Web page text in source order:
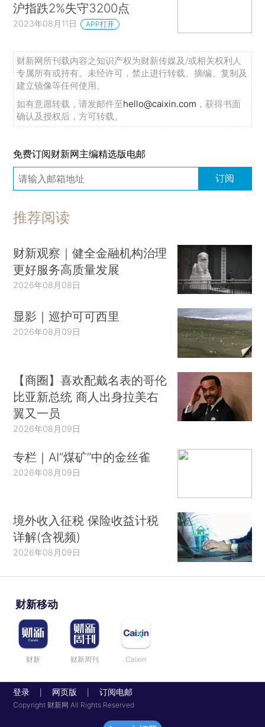
沪指跌2%失守3200点
2023年08月11日 APP打开
财新网所刊载内容之知识产权为财新传媒及/或相关权利人
专属所有或持有。未经许可，禁止进行转载、摘编、复制及
建立镜像等任何使用。
如有意愿转载，请发邮件至hello@caixin.com ，获得书面
确认及授权后，方可转载。
免费订阅财新网主编精选版电邮
订阅
推荐阅读
财新观察｜健全金融机构治理
更好服务高质量发展
2026年08月08日
显影｜巡护可可西里
2026年08月09日
【商圈】喜欢配戴名表的哥伦
比亚新总统 商人出身拉美右
翼又一员
2026年08月09日
专栏｜AI“煤矿”中的金丝雀
2026年08月09日
境外收入征税 保险收益计税
详解(含视频)
2026年08月09日
财新移动
财新 财新周刊 Caixin
登录 网页版 订阅电邮
Copyright 财新网 All Rights Reserved